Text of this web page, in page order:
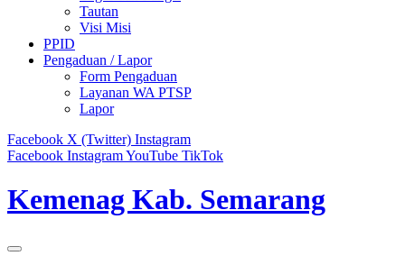
Tautan
Visi Misi
PPID
Pengaduan / Lapor
Form Pengaduan
Layanan WA PTSP
Lapor
Facebook X (Twitter) Instagram
Facebook InstagramYouTube TikTok
Kemenag Kab. Semarang